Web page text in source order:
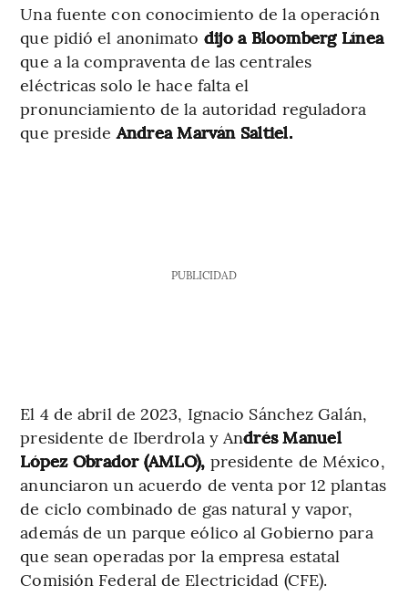
Una fuente con conocimiento de la operación
que pidió el anonimato dijo a Bloomberg Línea
que a la compraventa de las centrales
eléctricas solo le hace falta el
pronunciamiento de la autoridad reguladora
que presideAndrea Marván Saltiel.
PUBLICIDAD
El 4 de abril de 2023, Ignacio Sánchez Galán,
presidente de Iberdrola y Andrés Manuel
López Obrador (AMLO), presidente de México,
anunciaron un acuerdo de venta por 12 plantas
de ciclo combinado de gas natural y vapor,
además de un parque eólico al Gobierno para
que sean operadas por la empresa estatal
Comisión Federal de Electricidad (CFE).